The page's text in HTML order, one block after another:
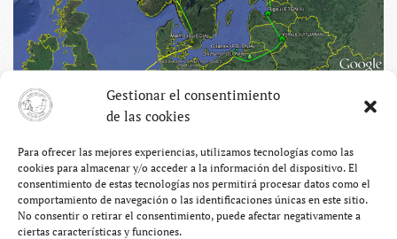
Gestionar el consentimiento
de las cookies
Para ofrecer las mejores experiencias, utilizamos tecnologías como las
cookies para almacenar y/o acceder a la información del dispositivo. El
consentimiento de estas tecnologías nos permitirá procesar datos como el
comportamiento de navegación o las identificaciones únicas en este sitio.
No consentir o retirar el consentimiento, puede afectar negativamente a
ciertas características y funciones.
… el viaje podría dividirse en dos partes:
– Lo barato: Polonia, Lituania, Letonia y Estonia.
Calculamos que en cualquiera de estos países podríamos
vivir con menos de 20 euros al día, sobre todo si
aprovechamos algunos recursos que nos da la vida como el